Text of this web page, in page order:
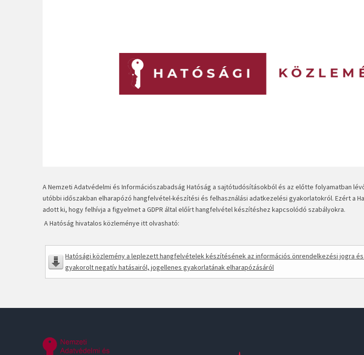
A Nemzeti Adatvédelmi és Információszabadság Hatóság a sajtótudósításokból és az előtte folyamatban
utóbbi időszakban elharapózó hangfelvétel-készítési és felhasználási adatkezelési gyakorlatokról. Ezért a
adott ki, hogy felhívja a figyelmet a GDPR által előírt hangfelvétel készítéshez kapcsolódó szabályokra.
A Hatóság hivatalos közleménye itt olvasható:
Hatósági közlemény a leplezett hangfelvételek készítésének az információs önrendelkezési jogra
gyakorolt negatív hatásairól, jogellenes gyakorlatának elharapózásáról